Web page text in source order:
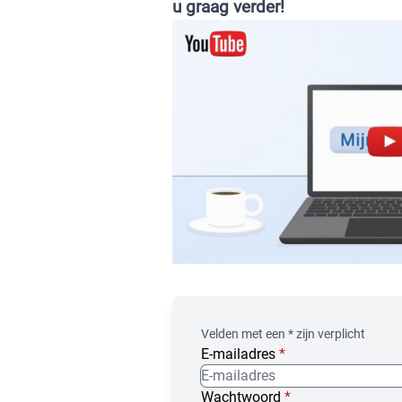
u graag verder!
Velden met een * zijn verplicht
E-mailadres *
Wachtwoord *